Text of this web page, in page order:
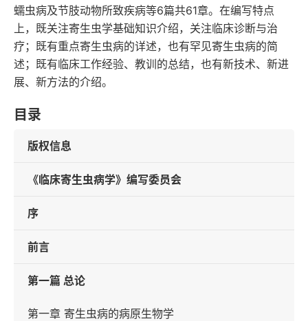
蠕虫病及节肢动物所致疾病等6篇共61章。在编写特点
上，既关注寄生虫学基础知识介绍，关注临床诊断与治
疗；既有重点寄生虫病的详述，也有罕见寄生虫病的简
述；既有临床工作经验、教训的总结，也有新技术、新进
展、新方法的介绍。
目录
版权信息
《临床寄生虫病学》编写委员会
序
前言
第一篇 总论
第一章 寄生虫病的病原生物学